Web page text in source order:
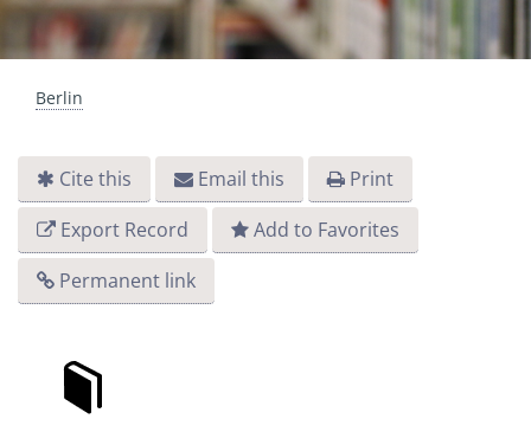
Berlin
Cite this Email this
Print
Export Record
Add to Favorites
Permanent link